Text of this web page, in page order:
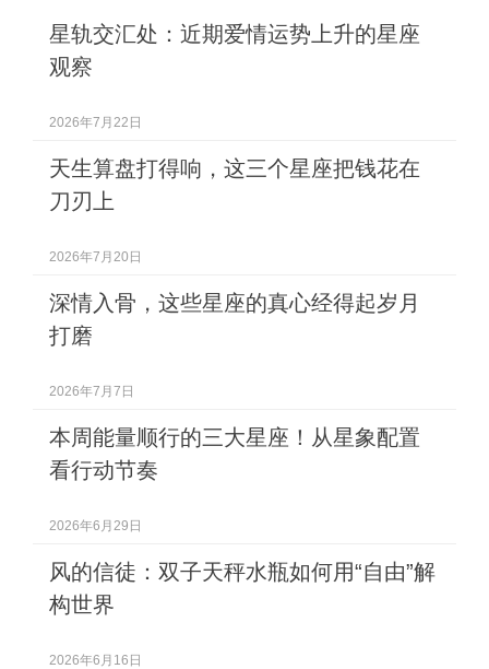
星轨交汇处：近期爱情运势上升的星座
观察
2026年7月22日
天生算盘打得响，这三个星座把钱花在
刀刃上
2026年7月20日
深情入骨，这些星座的真心经得起岁月
打磨
2026年7月7日
本周能量顺行的三大星座！从星象配置
看行动节奏
2026年6月29日
风的信徒：双子天秤水瓶如何用“自由”解
构世界
2026年6月16日